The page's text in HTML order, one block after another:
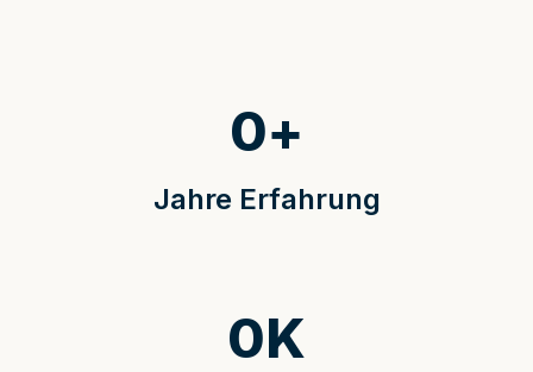
Jahre Erfahrung
0+
0K